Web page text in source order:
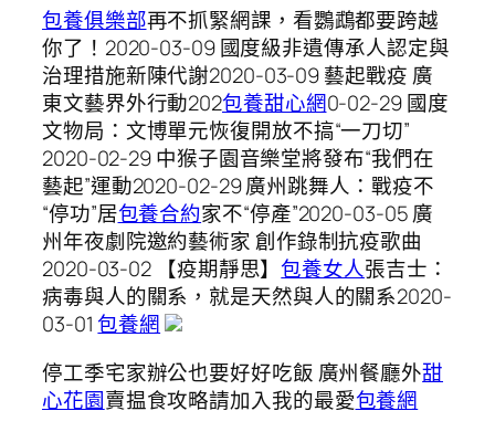
包養俱樂部再不抓緊網課，看鸚鵡都要跨越
你了！2020-03-09 國度級非遺傳承人認定與
治理措施新陳代謝2020-03-09 藝起戰疫 廣
東文藝界外行動202包養甜心網0-02-29 國度
文物局：文博單元恢復開放不搞“一刀切”
2020-02-29 中猴子園音樂堂將發布“我們在
藝起”運動2020-02-29 廣州跳舞人：戰疫不
“停功”居包養合約家不“停產”2020-03-05 廣
州年夜劇院邀約藝術家 創作錄制抗疫歌曲
2020-03-02 【疫期靜思】包養女人張吉士：
病毒與人的關系，就是天然與人的關系2020-
03-01包養網
停工季宅家辦公也要好好吃飯 廣州餐廳外甜
心花園賣揾食攻略請加入我的最愛包養網